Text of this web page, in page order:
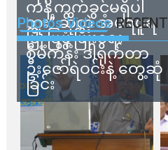
ကန့်ကွက်ခွင့်မရှိပါ
ဘူး” ဆိုတဲ့ အမရပူရ
မြို့ပြဖွံ့ဖြိုးရေး
စီမံကိန်း ဒါရိုက်တာ
ဦးဇော်ရဲဝင်းနဲ့ တွေ့ဆုံ
ခြင်း
Photos Videos RECENT